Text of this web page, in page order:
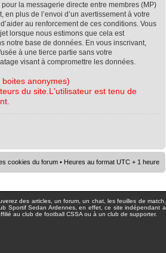
la messagerie directe entre membres (MP)
plus de l’envoi d’un avertissement à votre
au renforcement de ces conditions. Vous
lorsque nous estimons que cela est
notre base de données. En vous inscrivant,
à une tierce partie sans votre
visant à compromettre les données.
anonymes)
du site.L'utilisateur est tenu de
cookies du forum • Heures au format UTC + 1 heure
des articles, un forum, un chat, les feuilles de match,
Sportif Sedan Ardennes, en effet, ce site indépendant a
au club de football CSSA ou à un club de supporter.